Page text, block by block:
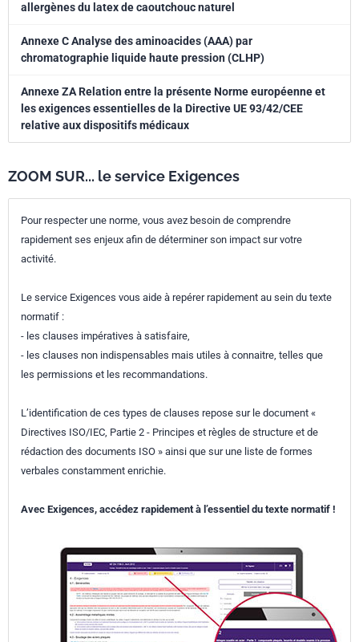
allergènes du latex de caoutchouc naturel
Annexe C Analyse des aminoacides (AAA) par
chromatographie liquide haute pression (CLHP)
Annexe ZA Relation entre la présente Norme européenne et
les exigences essentielles de la Directive UE 93/42/CEE
relative aux dispositifs médicaux
ZOOM SUR... le service Exigences
Pour respecter une norme, vous avez besoin de comprendre
rapidement ses enjeux afin de déterminer son impact sur votre
activité.
Le service Exigences vous aide à repérer rapidement au sein du texte
normatif :
- les clauses impératives à satisfaire,
- les clauses non indispensables mais utiles à connaitre, telles que
les permissions et les recommandations.
L’identification de ces types de clauses repose sur le document «
Directives ISO/IEC, Partie 2 - Principes et règles de structure et de
rédaction des documents ISO » ainsi que sur une liste de formes
verbales constamment enrichie.
Avec Exigences, accédez rapidement à l’essentiel du texte normatif !